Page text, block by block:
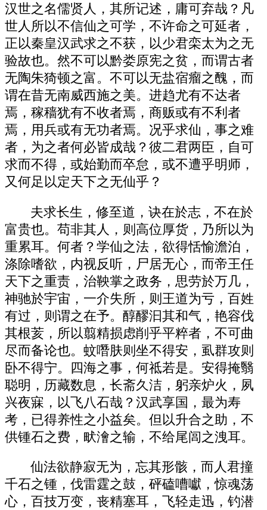
汉世之名儒贤人，其所记述，庸可弃哉？凡
世人所以不信仙之可学，不许命之可延者，
正以秦皇汉武求之不获，以少君栾太为之无
验故也。然不可以黔娄原宪之贫，而谓古者
无陶朱猗顿之富。不可以无盐宿瘤之醜，而
谓在昔无南威西施之美。进趋尤有不达者
焉，稼穑犹有不收者焉，商贩或有不利者
焉，用兵或有无功者焉。况乎求仙，事之难
者，为之者何必皆成哉？彼二君两臣，自可
求而不得，或始勤而卒怠，或不遭乎明师，
又何足以定天下之无仙乎？
夫求长生，修至道，诀在於志，不在於
富贵也。苟非其人，则高位厚货，乃所以为
重累耳。何者？学仙之法，欲得恬愉澹泊，
涤除嗜欲，内视反听，尸居无心，而帝王任
天下之重责，治鞅掌之政务，思劳於万几，
神驰於宇宙，一介失所，则王道为亏，百姓
有过，则谓之在予。醇醪汩其和气，艳容伐
其根荄，所以翦精损虑削乎平粹者，不可曲
尽而备论也。蚊噆肤则坐不得安，虱群攻则
卧不得宁。四海之事，何祗若是。安得掩翳
聪明，历藏数息，长斋久洁，躬亲炉火，夙
兴夜寐，以飞八石哉？汉武享国，最为寿
考，已得养性之小益矣。但以升合之助，不
供锺石之费，畎澮之输，不给尾闾之洩耳。
仙法欲静寂无为，忘其形骸，而人君撞
千石之锺，伐雷霆之鼓，砰磕嘈囐，惊魂荡
心，百技万变，丧精塞耳，飞轻走迅，钓潜